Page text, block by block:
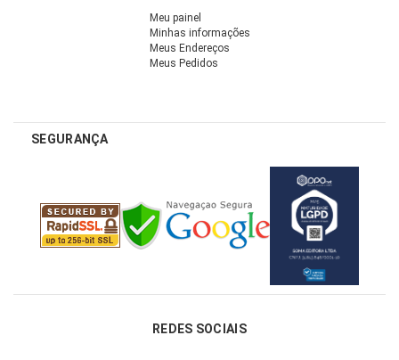
Meu painel
Minhas informações
Meus Endereços
Meus Pedidos
SEGURANÇA
REDES SOCIAIS